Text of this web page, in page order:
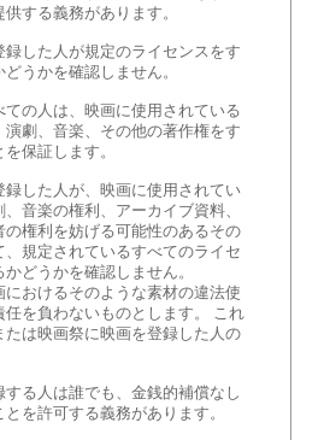
する義務があります。
録した人が規定のライセンスをす
うかを確認しません。
ての人は、映画に使用されている
劇、音楽、その他の著作権をす
保証します。
録した人が、映画に使用されてい
音楽の権利、アーカイブ資料、
の権利を妨げる可能性のあるその
規定されているすべてのライセ
どうかを確認しません。
におけるそのような素材の違法使
任を負わないものとします。 これ
たは映画祭に映画を登録した人の
る人は誰でも、金銭的補償なし
を許可する義務があります。